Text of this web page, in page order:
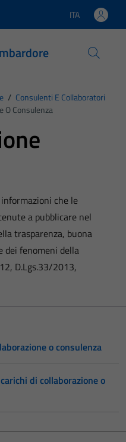
Lingua attiva:
ITA
/ Consulenti E Collaboratori
O Consulenza
che le
a pubblicare nel
trasparenza, buona
dei fenomeni della
D.Lgs.33/2013,
o consulenza
di collaborazione o